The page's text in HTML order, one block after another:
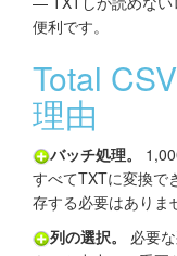
便利です。
Total
理由
バッチ処理。
すべてTXTに変換
存する必要はありま
列の選択。
必要